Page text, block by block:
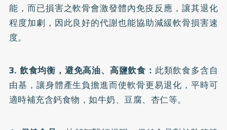
能，而已損害之軟骨會激發體內免疫反應，讓其退化
程度加劇，因此良好的代謝也能協助減緩軟骨損害速
度。
3. 飲食均衡，避免高油、高鹽飲食： 此類飲食多含自
由基，讓身體產生負擔進而使軟骨更易退化，平時可
適時補充含鈣食物，如牛奶、豆腐、杏仁等。